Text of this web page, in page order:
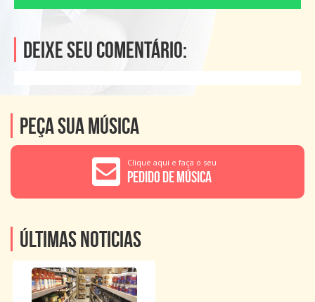
Deixe seu comentário:
Peça sua música
Clique aqui e faça o seu
Pedido de Música
Últimas noticias